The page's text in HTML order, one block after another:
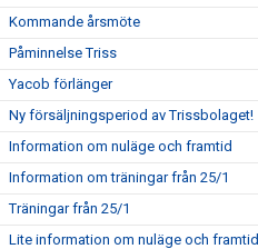
Kommande årsmöte
Påminnelse Triss
Yacob förlänger
Ny försäljningsperiod av Trissbolaget!
Information om nuläge och framtid
Information om träningar från 25/1
Träningar från 25/1
Lite information om nuläge och framtid